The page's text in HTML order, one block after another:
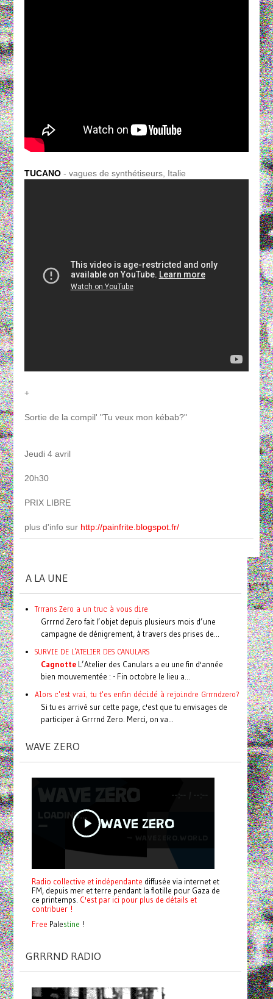
TUCANO- vagues de synthétiseurs, Italie
+
Sortie de la compil' "Tu veux mon kébab?"
Jeudi 4 avril
20h30
PRIX LIBRE
plus d'info sur http://painfrite.blogspot.fr/
A LA UNE
Trrrans Zero a un truc à vous dire
Grrrnd Zero fait l’objet depuis plusieurs mois d’une
campagne de dénigrement, à travers des prises de...
SURVIE DE L'ATELIER DES CANULARS
CagnotteL’Atelier des Canulars a eu une fin d'année
bien mouvementée : - Fin octobre le lieu a...
Alors c'est vrai, tu t'es enfin décidé à rejoindre Grrrndzero?
Si tu es arrivé sur cette page, c'est que tu envisages de
participer à Grrrnd Zero. Merci, on va...
WAVE ZERO
Radio collective et indépendante diffusée via internet et
FM, depuis mer et terre pendant la flotille pour Gaza de
ce printemps. C'est par ici pour plus de détails et
contribuer !
Free Palestine !
GRRRND RADIO